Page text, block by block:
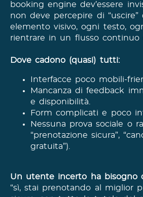
booking engine dev’essere
non deve percepire di “uscire”
elemento visivo, ogni testo,
rientrare in un flusso continuo
Dove cadono (quasi) tutti:
Interfacce poco mobili-
Mancanza di feedback
e disponibilità.
Form complicati e poco
Nessuna prova sociale o
“prenotazione sicura”,
gratuita”).
Un utente incerto ha bisogno
“sì, stai prenotando al miglior